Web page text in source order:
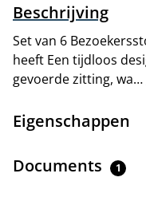
Beschrijving
Set van 6
heeft Een tijdloos
gevoerde zitting, wa…
Eigenschappen
Documents 1